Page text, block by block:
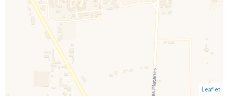
Leaflet